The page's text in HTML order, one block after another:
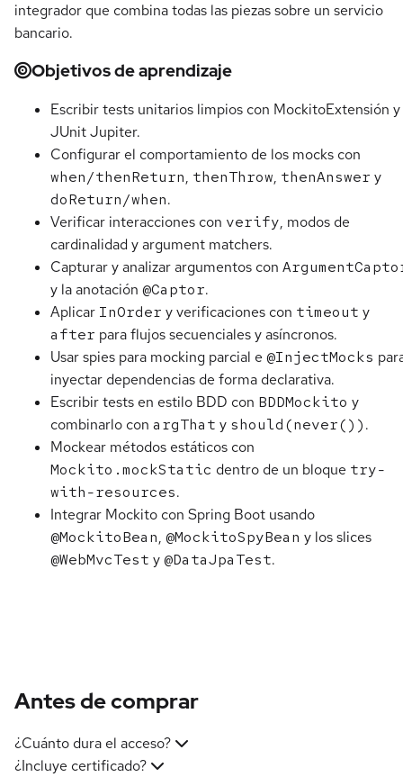
integrador que combina todas las piezas sobre un servicio
bancario.
Objetivos de aprendizaje
Escribir tests unitarios limpios con MockitoExtensión y
JUnit Jupiter.
Configurar el comportamiento de los mocks con
when/thenReturn, thenThrow, thenAnswer y
doReturn/when.
Verificar interacciones con verify, modos de
cardinalidad y argument matchers.
Capturar y analizar argumentos con
y la anotación @Captor.
Aplicar InOrder y verificaciones con timeout y
after para flujos secuenciales y asíncronos.
Usar spies para mocking parcial e @InjectMocks
inyectar dependencias de forma declarativa.
Escribir tests en estilo BDD con BDDMockito y
combinarlo con argThat y should(never()).
Mockear métodos estáticos con
Mockito.mockStatic dentro de un bloque try-
with-resources.
Integrar Mockito con Spring Boot usando
@MockitoBean, @MockitoSpyBean y los slices
@WebMvcTest y@DataJpaTest.
Antes de comprar
¿Cuánto dura el acceso?
¿Incluye certificado?